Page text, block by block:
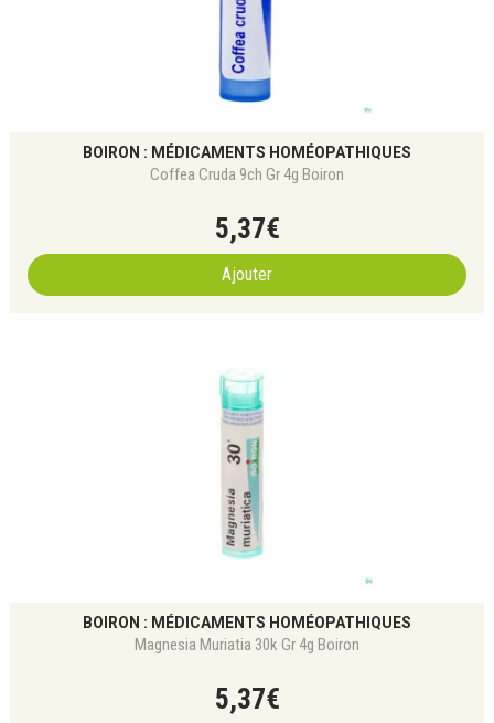
BOIRON : MÉDICAMENTS HOMÉOPATHIQUES
Coffea Cruda 9ch Gr 4g Boiron
5,37€
Ajouter
BOIRON : MÉDICAMENTS HOMÉOPATHIQUES
Magnesia Muriatia 30k Gr 4g Boiron
5,37€